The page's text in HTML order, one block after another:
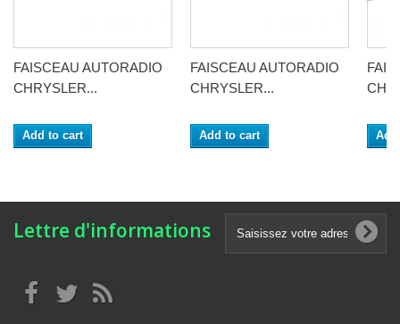
FAISCEAU AUTORADIO
CHRYSLER...
Add to cart
FAISCEAU AUTORADIO
CHRYSLER...
Add to cart
Lettre d'informations